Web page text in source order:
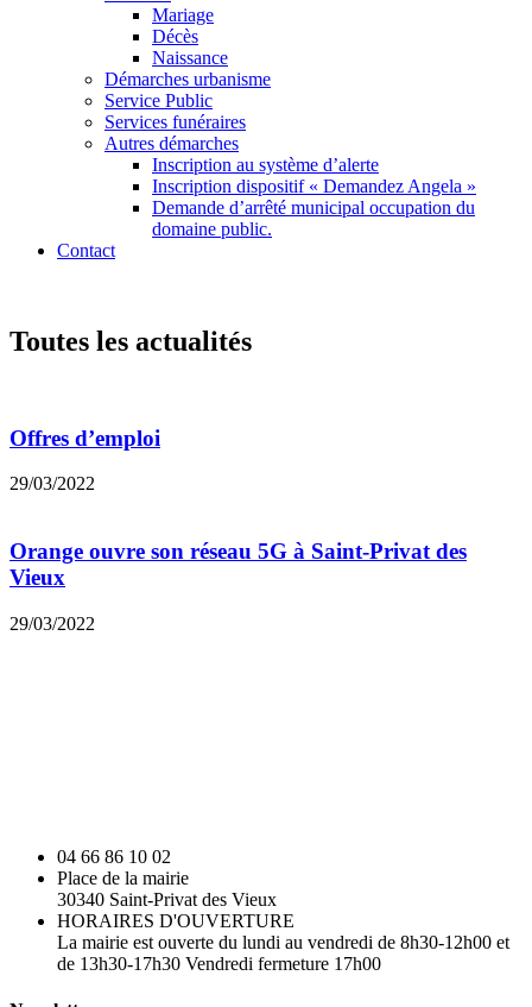
Mariage
Décès
Naissance
Démarches urbanisme
Service Public
Services funéraires
Autres démarches
Inscription au système d’alerte
Inscription dispositif « Demandez Angela »
Demande d’arrêté municipal occupation du
domaine public.
Contact
Toutes les actualités
Offres d’emploi
29/03/2022
Orange ouvre son réseau 5G à Saint-Privat des
Vieux
29/03/2022
04 66 86 10 02
Place de la mairie
30340 Saint-Privat des Vieux
HORAIRES D'OUVERTURE
La mairie est ouverte du lundi au vendredi de 8h30-12h00 et
de 13h30-17h30 Vendredi fermeture 17h00